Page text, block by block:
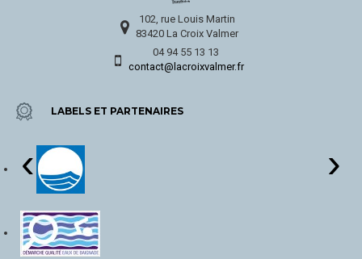
102, rue Louis Martin
83420 La Croix Valmer
04 94 55 13 13
contact@lacroixvalmer.fr
LABELS ET PARTENAIRES
‹ ›